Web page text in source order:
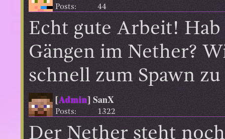
Posts: 44
Echt gute Arbeit! Hab
Gängen im Nether?
schnell zum Spawn
[Admin]SanX
Posts: 1322
Der Nether steht